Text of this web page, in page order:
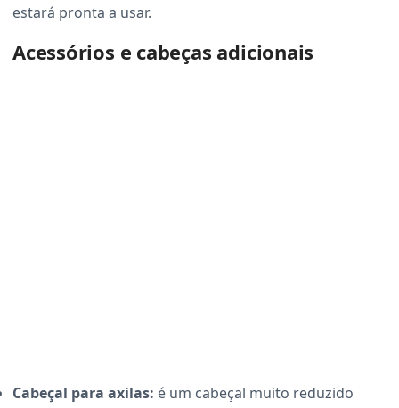
estará pronta a usar.
Acessórios e cabeças adicionais
Cabeçal para axilas: é um cabeçal muito reduzido